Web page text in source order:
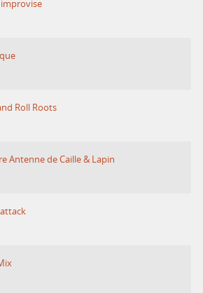
improvise
Roll Roots
Antenne de Caille & Lapin